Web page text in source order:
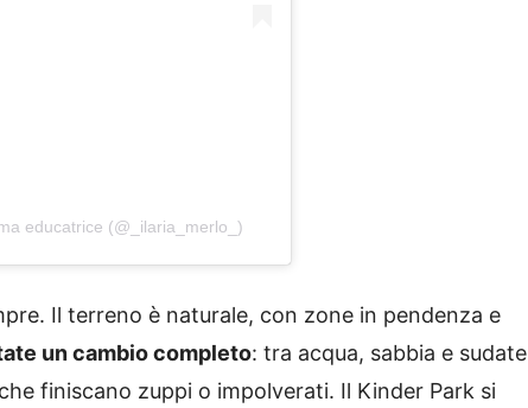
educatrice (@_ilaria_merlo_)
Il terreno è naturale, con zone in pendenza e
un cambio completo: tra acqua, sabbia e sudate
finiscano zuppi o impolverati. Il Kinder Park si